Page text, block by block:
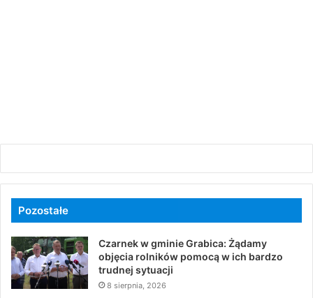
Pozostałe
Czarnek w gminie Grabica: Żądamy
objęcia rolników pomocą w ich bardzo
trudnej sytuacji
8 sierpnia, 2026